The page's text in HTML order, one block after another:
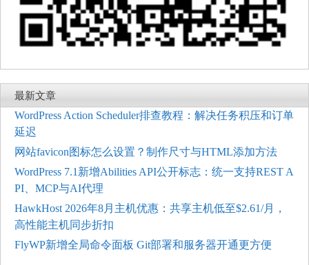
最新文章
WordPress Action Scheduler排查教程：解决任务积压和订单
延迟
网站favicon图标怎么设置？制作尺寸与HTML添加方法
WordPress 7.1新增Abilities API公开标志：统一支持REST A
PI、MCP与AI代理
HawkHost 2026年8月主机优惠：共享主机低至$2.61/月，
高性能主机同步折扣
FlyWP新增全局命令面板 Git部署和服务器开通更方便